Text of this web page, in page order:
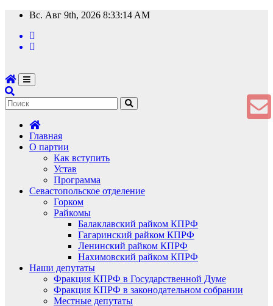
Перейти
содержимому
Вс. Авг 9th, 2026 8:33:15 AM
Главная
О партии
Как вступить
Устав
Программа
Севастопольское отделение
Горком
Райкомы
Балаклавский райком КПРФ
Гагаринский райком КПРФ
Ленинский райком КПРФ
Нахимовский райком КПРФ
Наши депутаты
Фракция КПРФ в Государственной Думе
Фракция КПРФ в законодательном собрании
Местные депутаты